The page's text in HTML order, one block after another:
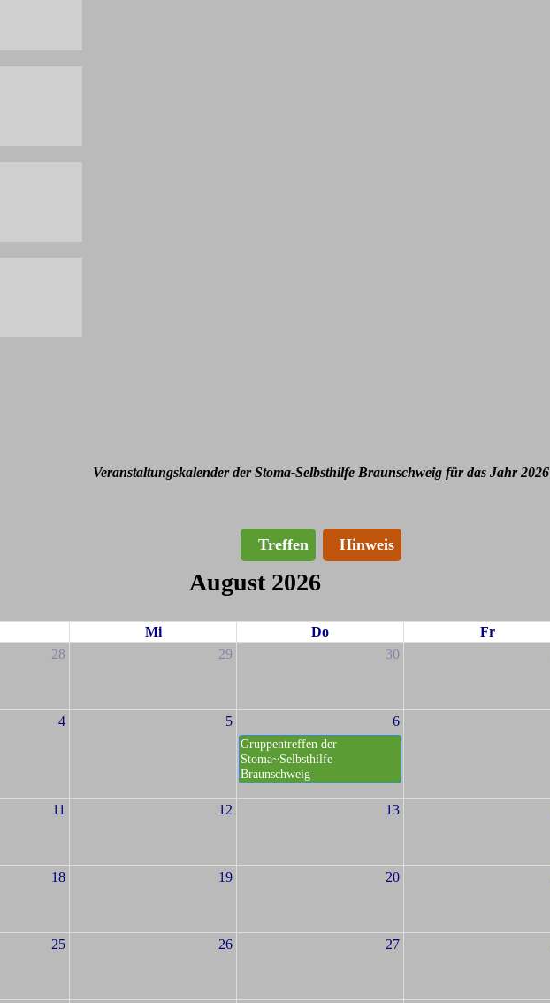
Veranstaltungskalender der Stoma-Selbsthilfe Braunschweig für das Jahr 2026
Treffen Hinweis
August 2026
Mi Do Fr
28 29 30
4 5 6
Gruppentreffen der
Stoma~Selbsthilfe
Braunschweig
11 12 13
18 19 20
25 26 27